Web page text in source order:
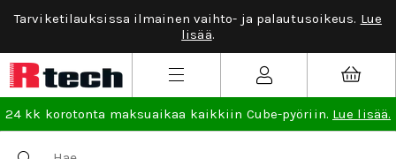
Tarviketilauksissa ilmainen vaihto- ja palautusoikeus. Lue
lisää.
24 kk korotonta maksuaikaa kaikkiin Cube-pyöriin. Lue lisää.